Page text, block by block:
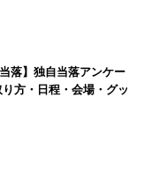
落】独自当落アンケー
方・日程・会場・グッ